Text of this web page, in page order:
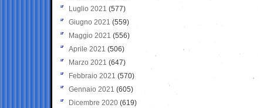
Luglio 2021 (577)
Giugno 2021(559)
Maggio 2021 (556)
Aprile 2021 (506)
Marzo 2021 (647)
Febbraio 2021 (570)
Gennaio 2021 (605)
Dicembre 2020 (619)